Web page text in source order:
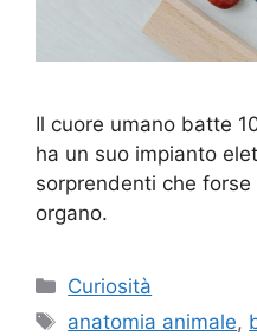
Il cuore umano batte
ha un suo impianto
sorprendenti che
organo.
Categorie
Curiosità
Tag
anatomia animale,